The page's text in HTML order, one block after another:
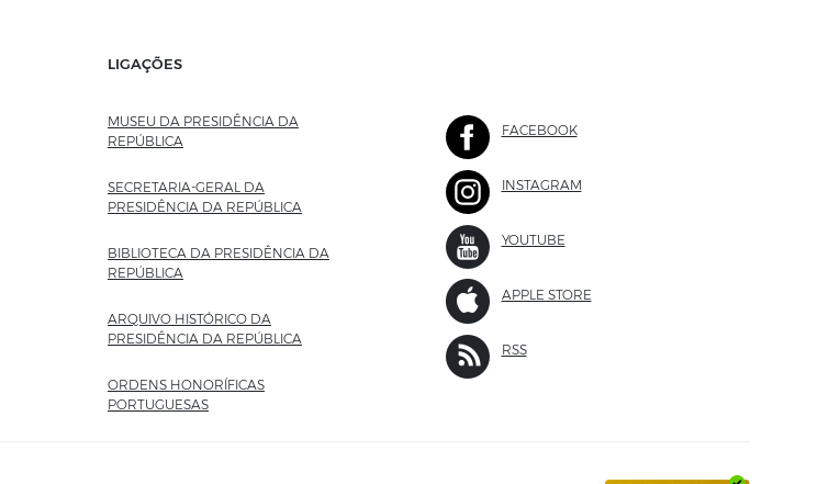
LIGAÇÕES
MUSEU DA PRESIDÊNCIA DA
REPÚBLICA
SECRETARIA-GERAL DA
PRESIDÊNCIA DA REPÚBLICA
BIBLIOTECA DA PRESIDÊNCIA DA
REPÚBLICA
ARQUIVO HISTÓRICO DA
PRESIDÊNCIA DA REPÚBLICA
ORDENS HONORÍFICAS
PORTUGUESAS
FACEBOOKSITE EXTERNO
INSTAGRAM
YOUTUBE
APPLE STORE
RSS